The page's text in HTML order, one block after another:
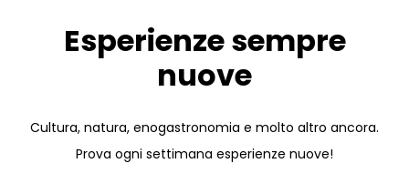
Esperienze sempre
nuove
Cultura, natura, enogastronomia e molto altro ancora.
Prova ogni settimana esperienze nuove!